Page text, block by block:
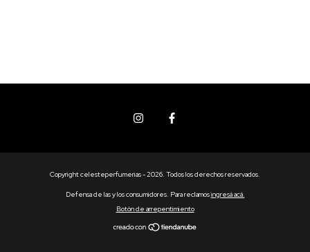
Copyright celesteperfumerias - 2026. Todos los derechos reservados.
Defensa de las y los consumidores. Para reclamosingresá acá.
Botón de arrepentimiento